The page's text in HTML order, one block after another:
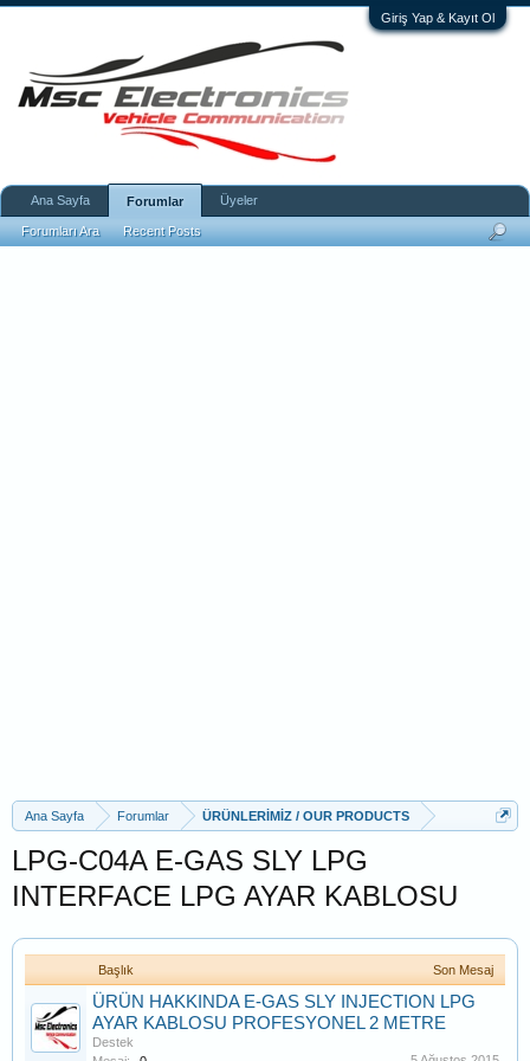
Giriş Yap & Kayıt Ol
Ana Sayfa Forumlar ÜRÜNLERİMİZ / OUR PRODUCTS
LPG-C04A E-GAS SLY LPG
INTERFACE LPG AYAR KABLOSU
Başlık Son Mesaj
ÜRÜN HAKKINDA E-GAS SLY INJECTION LPG
AYAR KABLOSU PROFESYONEL 2 METRE
Destek
Ana Sayfa Forumlar
Forumları Ara Recent Posts
Üyeler